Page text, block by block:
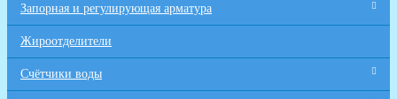
Запорная и регулирующая арматура
Жироотделители
Счётчики воды